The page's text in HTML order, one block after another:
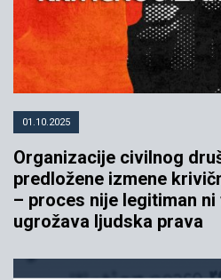
01.10.2025
Organizacije civilnog
predložene izmene
– proces nije legitiman
ugrožava ljudska prava